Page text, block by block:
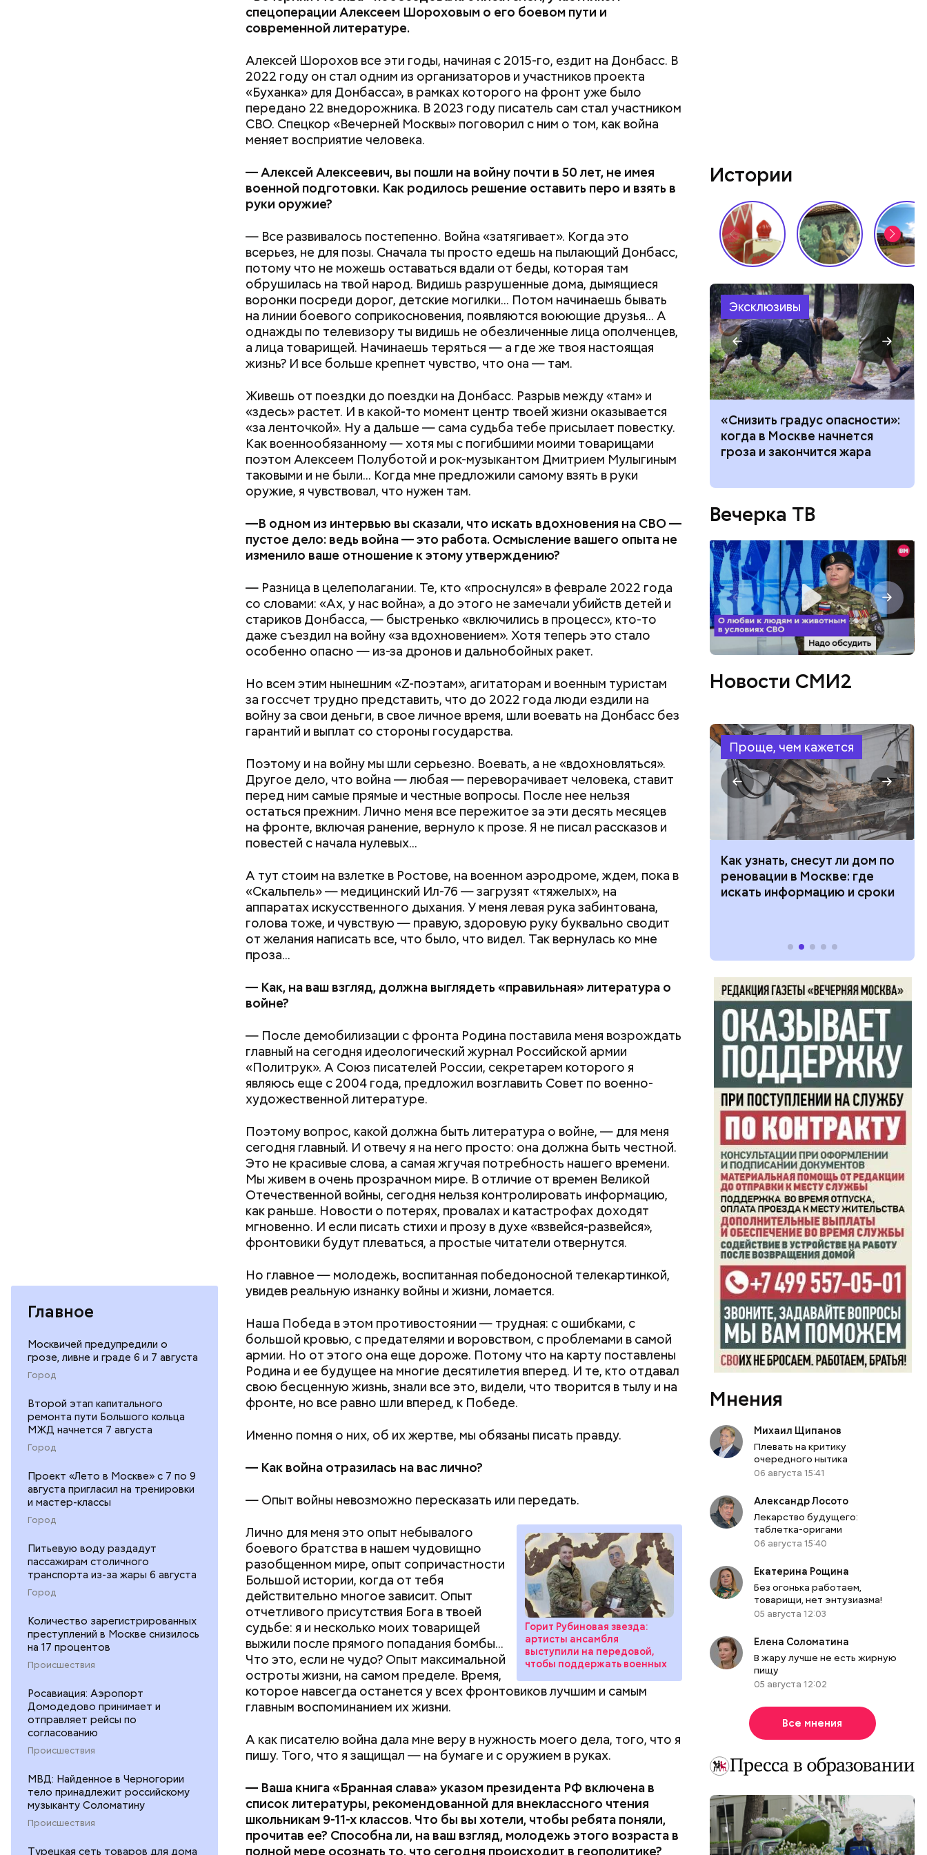
Главное
Москвичей предупредили о
грозе, ливне и граде 6 и 7 августа
Город
Второй этап капитального
ремонта пути Большого кольца
МЖД начнется 7 августа
Город
Проект «Лето в Москве» с 7 по 9
августа пригласил на тренировки
и мастер-классы
Город
Питьевую воду раздадут
пассажирам столичного
транспорта из-за жары 6 августа
Город
Количество зарегистрированных
преступлений в Москве снизилось
на 17 процентов
Происшествия
Росавиация: Аэропорт
Домодедово принимает и
отправляет рейсы по
согласованию
Происшествия
МВД: Найденное в Черногории
тело принадлежит российскому
музыканту Соломатину
Происшествия
Турецкая сеть товаров для дома
спецоперации Алексеем Шороховым о его боевом пути и
современной литературе.
Алексей Шорохов все эти годы, начиная с 2015-го, ездит на Донбасс. В
2022 году он стал одним из организаторов и участников проекта
«Буханка» для Донбасса», в рамках которого на фронт уже было
передано 22 внедорожника. В 2023 году писатель сам стал участником
СВО. Спецкор «Вечерней Москвы» поговорил с ним о том, как война
меняет восприятие человека.
— Алексей Алексеевич, вы пошли на войну почти в 50 лет, не имея
военной подготовки. Как родилось решение оставить перо и взять в
руки оружие?
— Все развивалось постепенно. Война «затягивает». Когда это
всерьез, не для позы. Сначала ты просто едешь на пылающий Донбасс,
потому что не можешь оставаться вдали от беды, которая там
обрушилась на твой народ. Видишь разрушенные дома, дымящиеся
воронки посреди дорог, детские могилки... Потом начинаешь бывать
на линии боевого соприкосновения, появляются воюющие друзья... А
однажды по телевизору ты видишь не обезличенные лица ополченцев,
а лица товарищей. Начинаешь теряться — а где же твоя настоящая
жизнь? И все больше крепнет чувство, что она — там.
Живешь от поездки до поездки на Донбасс. Разрыв между «там» и
«здесь» растет. И в какой-то момент центр твоей жизни оказывается
«за ленточкой». Ну а дальше — сама судьба тебе присылает повестку.
Как военнообязанному — хотя мы с погибшими моими товарищами
поэтом Алексеем Полуботой и рок-музыкантом Дмитрием Мулыгиным
таковыми и не были... Когда мне предложили самому взять в руки
оружие, я чувствовал, что нужен там.
—В одном из интервью вы сказали, что искать вдохновения на СВО —
пустое дело: ведь война — это работа. Осмысление вашего опыта не
изменило ваше отношение к этому утверждению?
— Разница в целеполагании. Те, кто «проснулся» в феврале 2022 года
со словами: «Ах, у нас война», а до этого не замечали убийств детей и
стариков Донбасса, — быстренько «включились в процесс», кто-то
даже съездил на войну «за вдохновением». Хотя теперь это стало
особенно опасно — из-за дронов и дальнобойных ракет.
Но всем этим нынешним «Z-поэтам», агитаторам и военным туристам
за госсчет трудно представить, что до 2022 года люди ездили на
войну за свои деньги, в свое личное время, шли воевать на Донбасс без
гарантий и выплат со стороны государства.
Поэтому и на войну мы шли серьезно. Воевать, а не «вдохновляться».
Другое дело, что война — любая — переворачивает человека, ставит
перед ним самые прямые и честные вопросы. После нее нельзя
остаться прежним. Лично меня все пережитое за эти десять месяцев
на фронте, включая ранение, вернуло к прозе. Я не писал рассказов и
повестей с начала нулевых...
А тут стоим на взлетке в Ростове, на военном аэродроме, ждем, пока в
«Скальпель» — медицинский Ил-76 — загрузят «тяжелых», на
аппаратах искусственного дыхания. У меня левая рука забинтована,
голова тоже, и чувствую — правую, здоровую руку буквально сводит
от желания написать все, что было, что видел. Так вернулась ко мне
проза...
— Как, на ваш взгляд, должна выглядеть «правильная» литература о
войне?
— После демобилизации с фронта Родина поставила меня возрождать
главный на сегодня идеологический журнал Российской армии
«Политрук». А Союз писателей России, секретарем которого я
являюсь еще с 2004 года, предложил возглавить Совет по военно-
художественной литературе.
Поэтому вопрос, какой должна быть литература о войне, — для меня
сегодня главный. И отвечу я на него просто: она должна быть честной.
Это не красивые слова, а самая жгучая потребность нашего времени.
Мы живем в очень прозрачном мире. В отличие от времен Великой
Отечественной войны, сегодня нельзя контролировать информацию,
как раньше. Новости о потерях, провалах и катастрофах доходят
мгновенно. И если писать стихи и прозу в духе «взвейся-развейся»,
фронтовики будут плеваться, а простые читатели отвернутся.
Но главное — молодежь, воспитанная победоносной телекартинкой,
увидев реальную изнанку войны и жизни, ломается.
Наша Победа в этом противостоянии — трудная: с ошибками, с
большой кровью, с предателями и воровством, с проблемами в самой
армии. Но от этого она еще дороже. Потому что на карту поставлены
Родина и ее будущее на многие десятилетия вперед. И те, кто отдавал
свою бесценную жизнь, знали все это, видели, что творится в тылу и на
фронте, но все равно шли вперед, к Победе.
Именно помня о них, об их жертве, мы обязаны писать правду.
— Как война отразилась на вас лично?
— Опыт войны невозможно пересказать или передать.
Горит Рубиновая звезда:
артисты ансамбля
выступили на передовой,
чтобы поддержать военных
Лично для меня это опыт небывалого
боевого братства в нашем чудовищно
разобщенном мире, опыт сопричастности
Большой истории, когда от тебя
действительно многое зависит. Опыт
отчетливого присутствия Бога в твоей
судьбе: я и несколько моих товарищей
выжили после прямого попадания бомбы...
Что это, если не чудо? Опыт максимальной
остроты жизни, на самом пределе. Время,
которое навсегда останется у всех фронтовиков лучшим и самым
главным воспоминанием их жизни.
А как писателю война дала мне веру в нужность моего дела, того, что я
пишу. Того, что я защищал — на бумаге и с оружием в руках.
— Ваша книга «Бранная слава» указом президента РФ включена в
список литературы, рекомендованной для внеклассного чтения
школьникам 9-11-х классов. Что бы вы хотели, чтобы ребята поняли,
прочитав ее? Способна ли, на ваш взгляд, молодежь этого возраста в
полной мере осознать то, что сегодня происходит в геополитике?
Спагетти из кабачков
Ингредиенты:
кабачок;
брынза;
растительное масло;
— Кабачки нужно натереть длинными слайсами (это можно сделать на
специальной терке), похожими на спагетти, и уложить в противень.
Дальше нужно добавить немного растительного масла, соль, а сверху
бросить хаотично порезанную брынзу. Затем добавляются помидоры
черри или грунтовые, — рассказал шеф-повар.
Спагетти из кабачка нужно запекать 25–30 минут.
Истории
Эксклюзивы
Меняя реакцию иммунной
системы: можно ли
излечиться от аллергии на
животных
«В погоне за удачей все
средства хороши»: как
россияне ищут работу с
помощью магии
«Снизить градус опасности»:
когда в Москве начнется
гроза и закончится жара
Вечерка ТВ
Новости СМИ2
Проще, чем кажется
не получить штраф
рублей от государства при
трудной ситуации: кто может
претендовать и какие нужны
документы
Как узнать, снесут ли дом по
реновации в Москве: где
искать информацию и сроки
Мнения
Михаил Щипанов
Плевать на критику
очередного нытика
06 августа 15:41
Александр Лосото
Лекарство будущего:
таблетка-оригами
06 августа 15:40
Екатерина Рощина
Без огонька работаем,
товарищи, нет энтузиазма!
05 августа 12:03
Елена Соломатина
В жару лучше не есть жирную
пищу
05 августа 12:02
Все мнения